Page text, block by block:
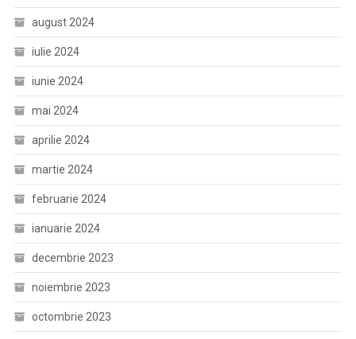
august 2024
iulie 2024
iunie 2024
mai 2024
aprilie 2024
martie 2024
februarie 2024
ianuarie 2024
decembrie 2023
noiembrie 2023
octombrie 2023